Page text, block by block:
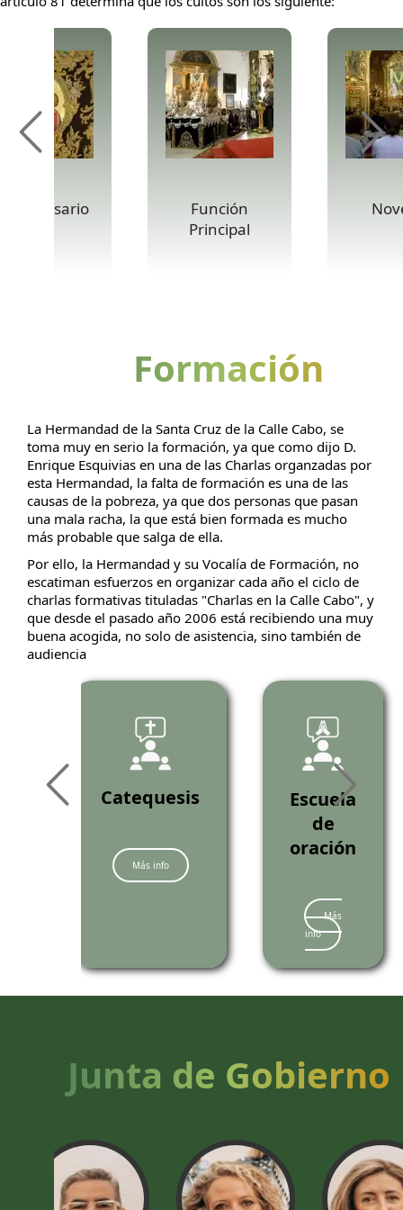
Rosario
Función
Principal
Formación
La Hermandad de la Santa Cruz de la Calle Cabo, se
toma muy en serio la formación, ya que como dijo D.
Enrique Esquivias en una de las Charlas organzadas por
esta Hermandad, la falta de formación es una de las
causas de la pobreza, ya que dos personas que pasan
una mala racha, la que está bien formada es mucho
más probable que salga de ella.
Por ello, la Hermandad y su Vocalía de Formación, no
escatiman esfuerzos en organizar cada año el ciclo de
charlas formativas tituladas "Charlas en la Calle Cabo", y
que desde el pasado año 2006 está recibiendo una muy
buena acogida, no solo de asistencia, sino también de
audiencia
Catequesis
Más info
Escuela
de
oración
Más
info
Junta de Gobierno